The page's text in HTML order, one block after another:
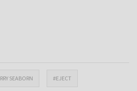
SEABORN #EJECT